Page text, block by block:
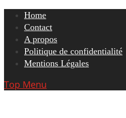
Skip
content
Home
Contact
A propos
Politique de confidentialité
Mentions Légales
Top Menu